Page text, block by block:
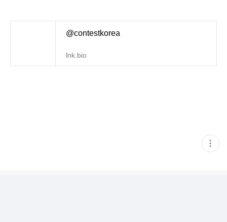
@contestkorea
lnk.bio
현
재